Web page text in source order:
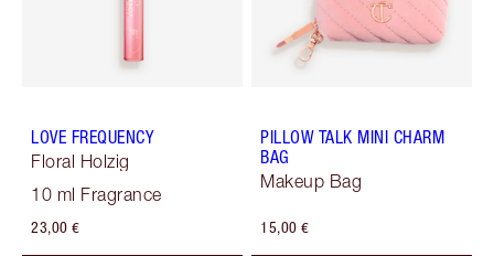
LOVE FREQUENCY
Floral Holzig
10 ml Fragrance
23,00 €
PILLOW TALK MINI CHARM
BAG
Makeup Bag
15,00 €